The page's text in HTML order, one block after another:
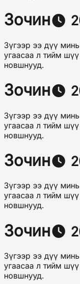
Зочин
Зүгээр ээ дүү
угаасаа л тийм
новшнууд.
Зочин
Зүгээр ээ дүү
угаасаа л тийм
новшнууд.
Зочин
Зүгээр ээ дүү
угаасаа л тийм
новшнууд.
Зочин
Зүгээр ээ дүү
угаасаа л тийм
новшнууд.